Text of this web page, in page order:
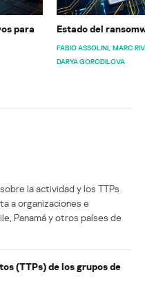
para
Estado del
FABIO ASSOLINI MARC
DARYA GORODILOVA
la actividad y los TTPs
a organizaciones e
Panamá y otros países de
(TTPs) de los grupos de